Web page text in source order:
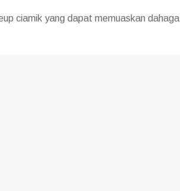
ciamik yang dapat memuaskan